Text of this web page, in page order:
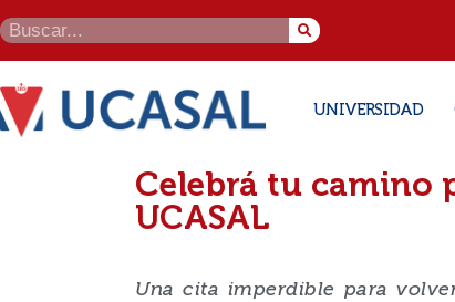
UNIVERSIDAD
Celebrá tu camino
UCASAL
Una cita imperdible para